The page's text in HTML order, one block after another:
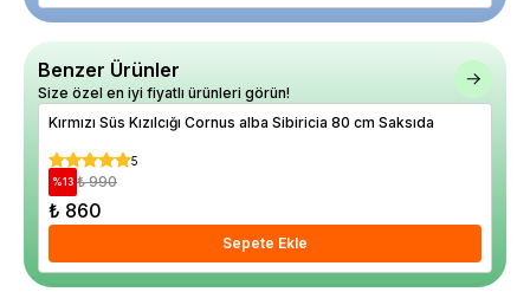
Benzer Ürünler
Size özel en iyi fiyatlı ürünleri görün!
Kırmızı Süs Kızılcığı Cornus alba Sibiricia 80 cm Saksıda
5
%13 ₺ 990
₺ 860
Sepete Ekle